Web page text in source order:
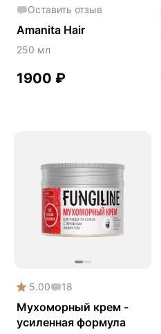
Оставить отзыв
Amanita Hair
250 мл
1900 ₽
5.00 18
Мухоморный крем -
усиленная формула